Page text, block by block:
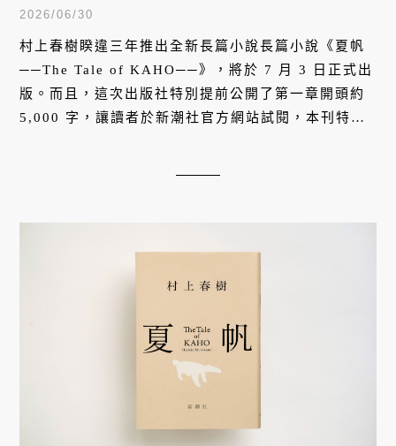
2026/06/30
村上春樹睽違三年推出全新長篇小說長篇小說《夏帆
──The Tale of KAHO──》，將於 7 月 3 日正式出
版。而且，這次出版社特別提前公開了第一章開頭約
5,000 字，讓讀者於新潮社官方網站試閱，本刊特別